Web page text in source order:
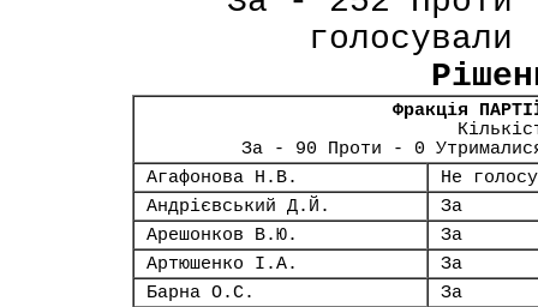
Фракція
За - 90 Проти - 0
Агафонова Н.В.
Не
Андрієвський Д.Й.
За
Арешонков В.Ю.
За
Артюшенко І.А.
За
Барна О.С.
За